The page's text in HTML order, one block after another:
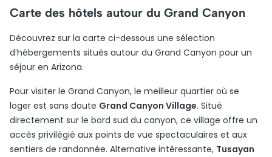
Carte des hôtels autour du Grand Canyon
Découvrez sur la carte ci-dessous une sélection
d’hébergements situés autour du Grand Canyon pour un
séjour en Arizona.
Pour visiter le Grand Canyon, le meilleur quartier où se
loger est sans doute Grand Canyon Village. Situé
directement sur le bord sud du canyon, ce village offre un
accès privilégié aux points de vue spectaculaires et aux
sentiers de randonnée. Alternative intéressante, Tusayan